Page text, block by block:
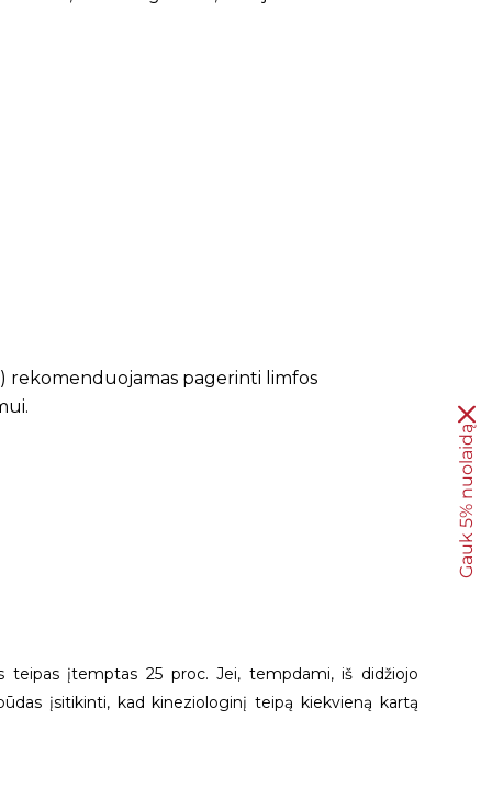
rekomenduojamas pagerinti limfos
teipas įtemptas 25 proc. Jei, tempdami, iš didžiojo
įsitikinti, kad kineziologinį teipą kiekvieną kartą
Gauk 5% nuolaidą